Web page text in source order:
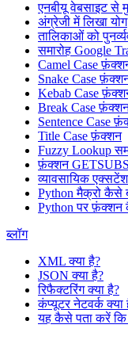
एनबीयू वेबसाइट से
अंग्रेजी में लिखा योग
तालिकाओं को
समारोह Google
Camel Case
Snake Case
Kebab Case
Break Case
Sentence Case
Title Case फ़ंक्शन
Fuzzy Lookup
फ़ंक्शन
व्यावसायिक
Python मैक्रो कैसे
Python पर
ब्लॉग
XML क्या है?
JSON क्या है?
रिफैक्टरिंग क्या है?
कंप्यूटर नेटवर्क क्या
यह कैसे पता करें कि